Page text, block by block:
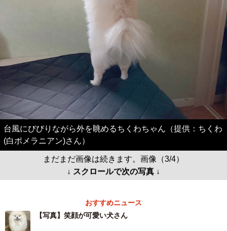
台風にびびりながら外を眺めるちくわちゃん（提供：ちくわ
(白ポメラニアン)さん）
まだまだ画像は続きます。画像（3/4）
↓ スクロールで次の写真 ↓
おすすめニュース
【写真】笑顔が可愛い犬さん